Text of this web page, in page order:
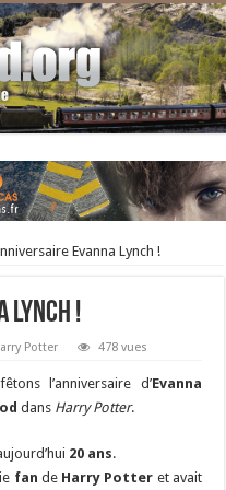
Evanna Lynch !
Lynch !
Potter 478 vues
l’anniversaire d’Evanna
dans Harry Potter.
20 ans.
fan de Harry Potter et avait